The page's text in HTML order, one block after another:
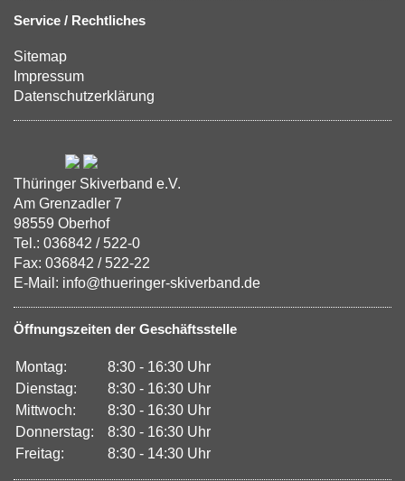
Service / Rechtliches
Sitemap
Impressum
Datenschutzerklärung
Thüringer Skiverband e.V.
Am Grenzadler 7
98559 Oberhof
Tel.: 036842 / 522-0
Fax: 036842 / 522-22
E-Mail: info@thueringer-skiverband.de
Öffnungszeiten der Geschäftsstelle
Montag:
8:30 - 16:30 Uhr
Dienstag:
8:30 - 16:30 Uhr
Mittwoch:
8:30 - 16:30 Uhr
Donnerstag:
8:30 - 16:30 Uhr
Freitag:
8:30 - 14:30 Uhr